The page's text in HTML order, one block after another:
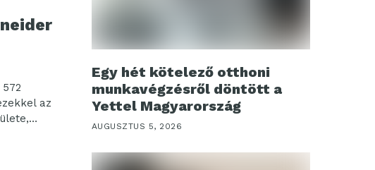
az
Egy hét kötelező otthoni
munkavégzésről döntött a
Yettel Magyarország
AUGUSZTUS 5, 2026